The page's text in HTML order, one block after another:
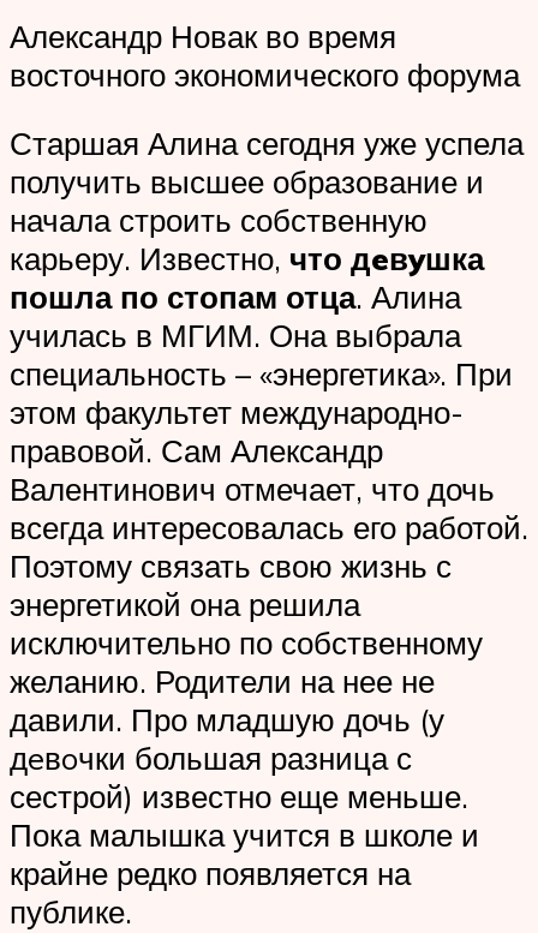
Александр Новак во время
восточного экономического форума
Старшая Алина сегодня уже успела
получить высшее образование и
начала строить собственную
карьеру. Известно, что дeвyшка
пошла по стопам отца. Алина
училась в МГИМ. Она выбрала
специальность – «энергетика». При
этом факультет международно-
правовой. Сам Александр
Валентинович отмечает, что дочь
всегда интересовалась его работой.
Поэтому связать свою жизнь с
энергетикой она решила
исключительно по собственному
желанию. Родители на нее не
давили. Про младшую дочь (у
дeвoчки большая разница с
сестрой) известно еще меньше.
Пока малышка учится в школе и
крайне редко появляется на
публике.